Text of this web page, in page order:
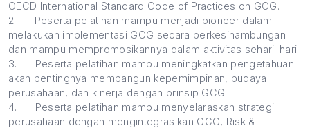
OECD International Standard Code of Practices on GCG.
2.
Peserta pelatihan mampu menjadi pioneer dalam
melakukan implementasi GCG secara berkesinambungan
dan mampu mempromosikannya dalam aktivitas sehari-hari.
3.
Peserta pelatihan mampu meningkatkan pengetahuan
akan pentingnya membangun kepemimpinan, budaya
perusahaan, dan kinerja dengan prinsip GCG.
4.
Peserta pelatihan mampu menyelaraskan strategi
perusahaan dengan mengintegrasikan GCG, Risk &